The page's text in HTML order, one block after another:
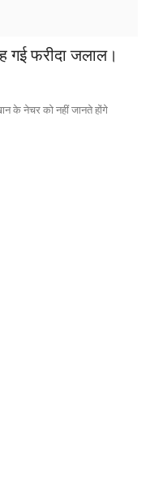
गई फरीदा जलाल।
के नेचर को नहीं जानते होंगे